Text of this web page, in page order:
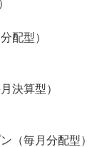
配型）
決算型）
（毎月分配型）